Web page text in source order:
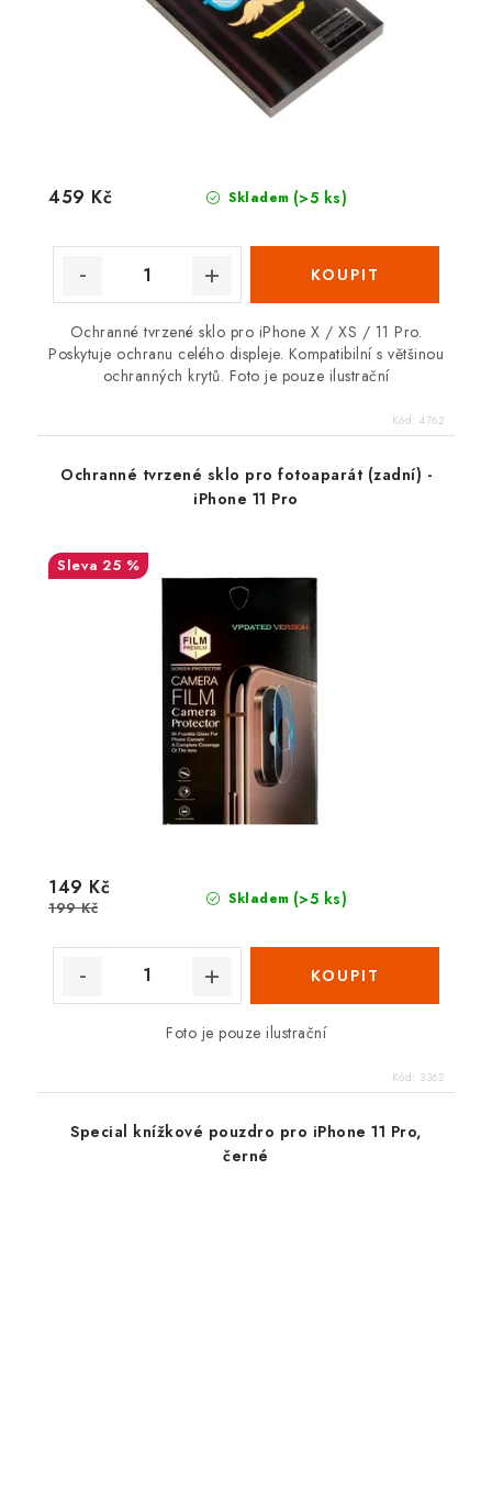
Skladem (>5 ks)
459 Kč
Ochranné tvrzené sklo pro iPhone X / XS / 11 Pro.
Poskytuje ochranu celého displeje. Kompatibilní s většinou
ochranných krytů. Foto je pouze ilustrační
Kód: 4762
Ochranné tvrzené sklo pro fotoaparát (zadní) -
iPhone 11 Pro
25 %
Skladem (>5 ks)
149 Kč
199 Kč
Foto je pouze ilustrační
Kód: 3362
Special knížkové pouzdro pro iPhone 11 Pro,
černé